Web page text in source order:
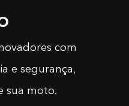
com
e segurança,
sua moto.